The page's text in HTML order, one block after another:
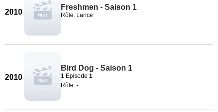
2010
Freshmen - Saison 1
Rôle: Lance
2010
Bird Dog - Saison 1
1 Episode 1
Rôle: -